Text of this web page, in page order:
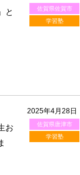
佐賀県佐賀市
学習塾
と
2025年4月28日
佐賀県唐津市
学習塾
お